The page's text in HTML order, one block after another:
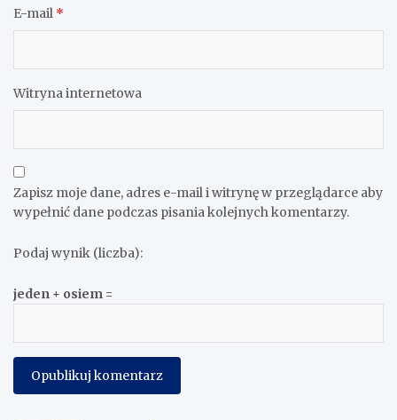
E-mail *
Witryna internetowa
Zapisz moje dane, adres e-mail i witrynę w przeglądarce aby
wypełnić dane podczas pisania kolejnych komentarzy.
Podaj wynik (liczba):
jeden + osiem =